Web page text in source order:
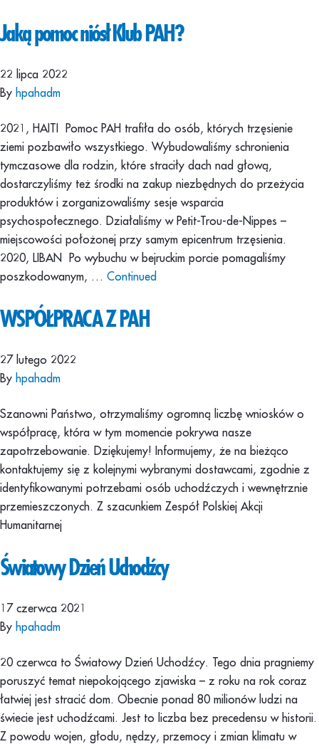
Jaką pomoc niósł Klub PAH?
22 lipca 2022
By hpahadm
2021, HAITI Pomoc PAH trafiła do osób, których trzęsienie
ziemi pozbawiło wszystkiego. Wybudowaliśmy schronienia
tymczasowe dla rodzin, które straciły dach nad głową,
dostarczyliśmy też środki na zakup niezbędnych do przeżycia
produktów i zorganizowaliśmy sesje wsparcia
psychospołecznego. Działaliśmy w Petit-Trou-de-Nippes –
miejscowości położonej przy samym epicentrum trzęsienia.
2020, LIBAN Po wybuchu w bejruckim porcie pomagaliśmy
poszkodowanym, … Continued
WSPÓŁPRACA Z PAH
27 lutego 2022
By hpahadm
Szanowni Państwo, otrzymaliśmy ogromną liczbę wniosków o
współpracę, która w tym momencie pokrywa nasze
zapotrzebowanie. Dziękujemy! Informujemy, że na bieżąco
kontaktujemy się z kolejnymi wybranymi dostawcami, zgodnie z
identyfikowanymi potrzebami osób uchodźczych i wewnętrznie
przemieszczonych. Z szacunkiem Zespół Polskiej Akcji
Humanitarnej
Światowy Dzień Uchodźcy
17 czerwca 2021
By hpahadm
20 czerwca to Światowy Dzień Uchodźcy. Tego dnia pragniemy
poruszyć temat niepokojącego zjawiska – z roku na rok coraz
łatwiej jest stracić dom. Obecnie ponad 80 milionów ludzi na
świecie jest uchodźcami. Jest to liczba bez precedensu w historii.
Z powodu wojen, głodu, nędzy, przemocy i zmian klimatu w